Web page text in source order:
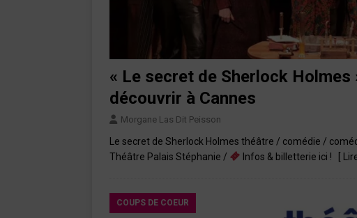
« Le secret de Sherlock
découvrir à Cannes
Morgane Las Dit Peisson
Le secret de Sherlock Holmes théâtre / comédie /
Théâtre Palais Stéphanie /
Infos & billetterie ici ! [
COUPS DE COEUR